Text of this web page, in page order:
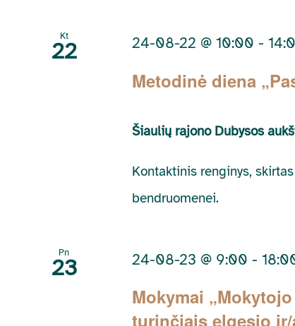
Kt
22
Metodinė diena
24-08-22 @ 10:00 -
Šiaulių rajono Dubysos
Kontaktinis renginys,
bendruomenei.
Pn
23
Mokymai
turinčiais elgesio
24-08-23 @ 9:00 -